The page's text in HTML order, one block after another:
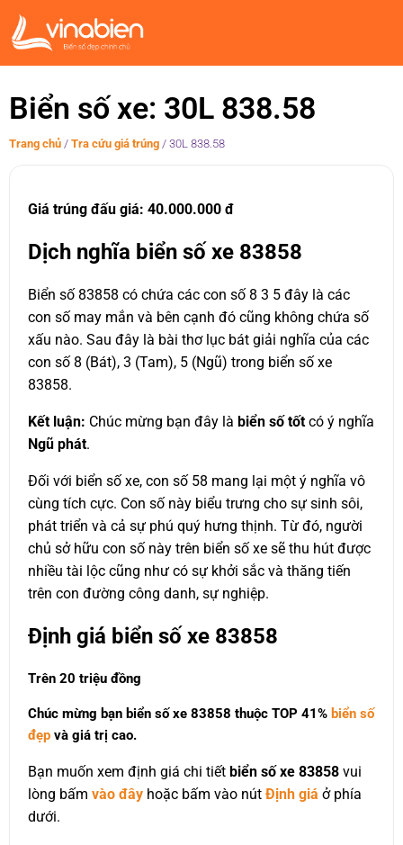
Biển số xe: 30L 838.58
Trang chủ / Tra cứu giá trúng / 30L 838.58
Giá trúng đấu giá: 40.000.000 đ
Dịch nghĩa biển số xe 83858
Biển số 83858 có chứa các con số 8 3 5 đây là các
con số may mắn và bên cạnh đó cũng không chứa số
xấu nào. Sau đây là bài thơ lục bát giải nghĩa của các
con số 8 (Bát), 3 (Tam), 5 (Ngũ) trong biển số xe
83858.
Kết luận: Chúc mừng bạn đây là biển số tốt có ý nghĩa
Ngũ phát.
Đối với biển số xe, con số 58 mang lại một ý nghĩa vô
cùng tích cực. Con số này biểu trưng cho sự sinh sôi,
phát triển và cả sự phú quý hưng thịnh. Từ đó, người
chủ sở hữu con số này trên biển số xe sẽ thu hút được
nhiều tài lộc cũng như có sự khởi sắc và thăng tiến
trên con đường công danh, sự nghiệp.
Định giá biển số xe 83858
Trên 20 triệu đồng
Chúc mừng bạn biển số xe 83858 thuộc TOP 41% biển số
đẹp và giá trị cao.
Bạn muốn xem định giá chi tiết biển số xe 83858 vui
lòng bấm vào đây hoặc bấm vào nút Định giá ở phía
dưới.